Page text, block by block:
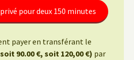
pour deux 150 minutes
payer en transférant le
90.00 €, soit 120,00 €) par